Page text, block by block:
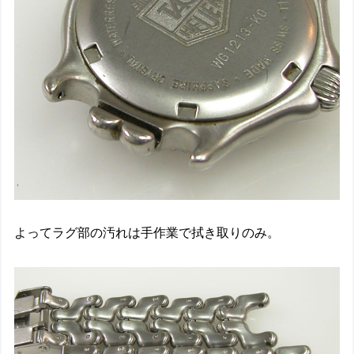
よってラグ部の汚れは手作業で拭き取りのみ。